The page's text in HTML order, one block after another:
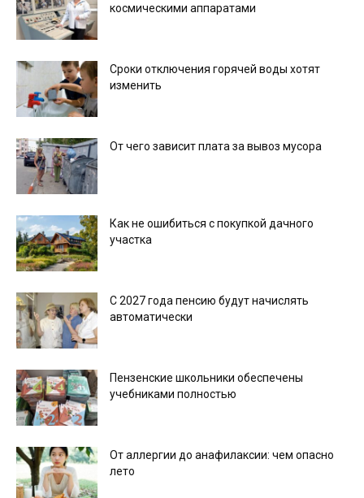
космическими аппаратами
Сроки отключения горячей воды хотят
изменить
От чего зависит плата за вывоз мусора
Как не ошибиться с покупкой дачного
участка
С 2027 года пенсию будут начислять
автоматически
Пензенские школьники обеспечены
учебниками полностью
От аллергии до анафилаксии: чем опасно
лето